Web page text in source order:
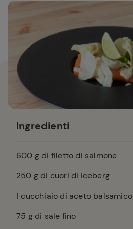
Ingredienti
600 g di filetto di salmone
250 g di cuori di iceberg
1 cucchiaio di aceto balsamico
75 g di sale fino